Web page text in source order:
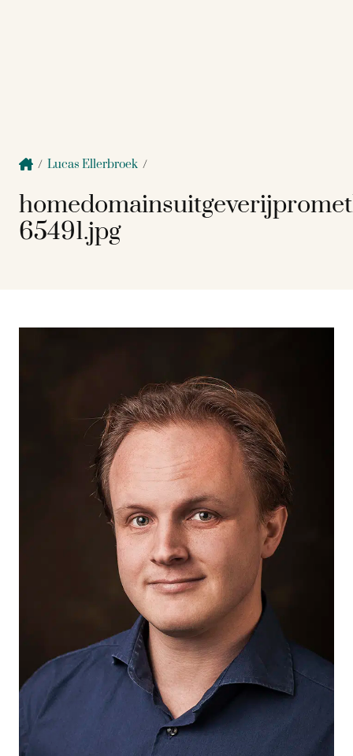
/ Lucas Ellerbroek /
65491.jpg